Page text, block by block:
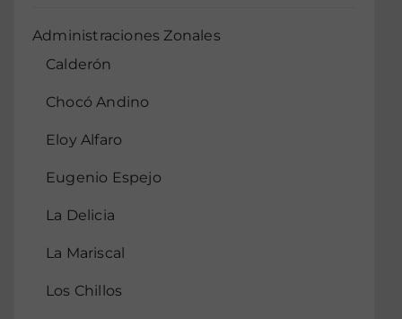
Administraciones Zonales
Calderón
Chocó Andino
Eloy Alfaro
Eugenio Espejo
La Delicia
La Mariscal
Los Chillos